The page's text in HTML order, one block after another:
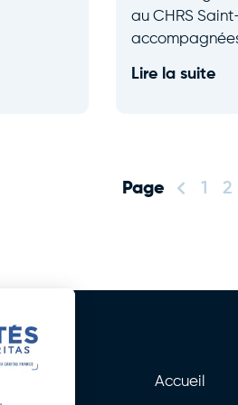
au CHRS
Lire la suite
1 2
Accueil